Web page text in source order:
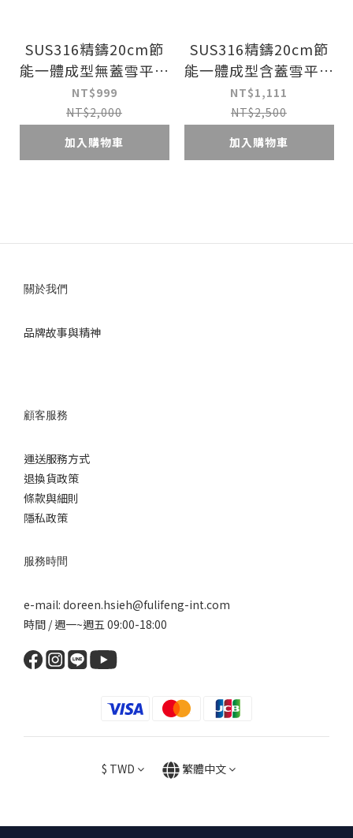
SUS316精鑄20cm節
能一體成型無蓋雪平鍋
湯鍋泡麵鍋牛奶鍋
NT$999
NT$2,000
加入購物車
SUS316精鑄20cm節
能一體成型含蓋雪平鍋
湯鍋泡麵鍋牛奶鍋IH
爐可用鍋
NT$1,111
NT$2,500
加入購物車
關於我們
品牌故事與精神
顧客服務
運送服務方式
退換貨政策
條款與細則
隱私政策
服務時間
e-mail: doreen.hsieh@fulifeng-int.com
時間 / 週一~週五 09:00-18:00
$ TWD 繁體中文